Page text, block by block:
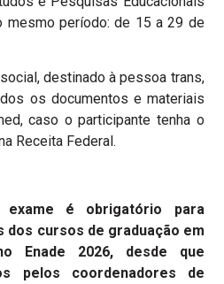
mesmo período: de 15 a 29 de
destinado à pessoa trans,
os documentos e materiais
caso o participante tenha o
Receita Federal.
é obrigatório para
dos cursos de graduação em
Enade 2026, desde que
pelos coordenadores de